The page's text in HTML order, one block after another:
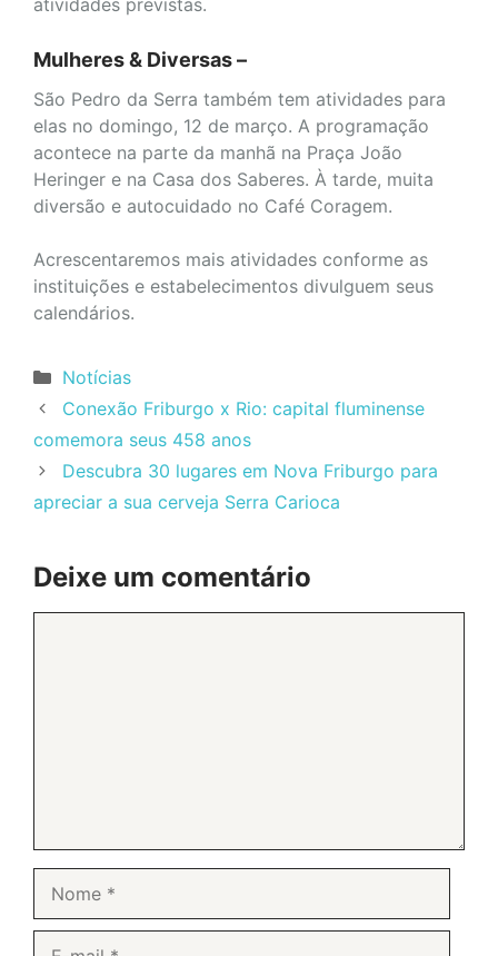
Mulheres & Diversas –
São Pedro da Serra também tem atividades para
elas no domingo, 12 de março. A programação
acontece na parte da manhã na Praça João
Heringer e na Casa dos Saberes. À tarde, muita
diversão e autocuidado no Café Coragem.
Acrescentaremos mais atividades conforme as
instituições e estabelecimentos divulguem seus
calendários.
Categorias
Notícias
Conexão Friburgo x Rio: capital fluminense
comemora seus 458 anos
Descubra 30 lugares em Nova Friburgo para
apreciar a sua cerveja Serra Carioca
Deixe um comentário